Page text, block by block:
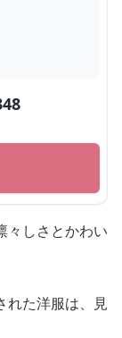
々しさとかわい
れた洋服は、見